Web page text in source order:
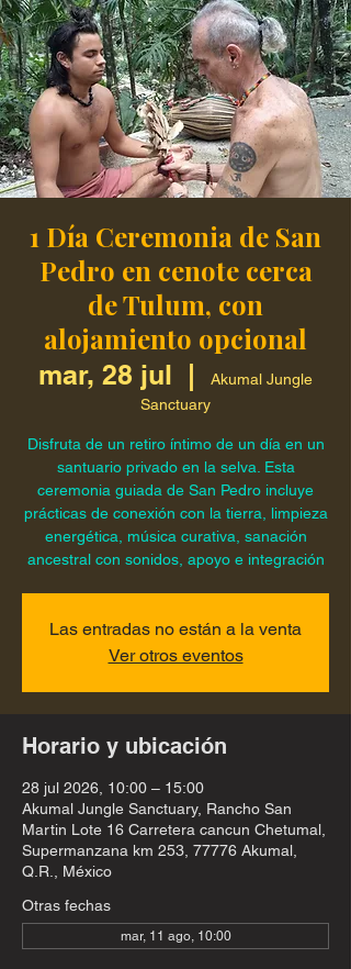
1 Día Ceremonia de San
Pedro en cenote cerca
de Tulum, con
alojamiento opcional
mar, 28 jul
  |
Akumal Jungle
Sanctuary
Disfruta de un retiro íntimo de un día en un
santuario privado en la selva. Esta
ceremonia guiada de San Pedro incluye
prácticas de conexión con la tierra, limpieza
energética, música curativa, sanación
ancestral con sonidos, apoyo e integración
Las entradas no están a la venta
Ver otros eventos
Horario y ubicación
28 jul 2026, 10:00 – 15:00
Akumal Jungle Sanctuary, Rancho San
Martin Lote 16 Carretera cancun Chetumal,
Supermanzana km 253, 77776 Akumal,
Q.R., México
Otras fechas
mar, 11 ago, 10:00